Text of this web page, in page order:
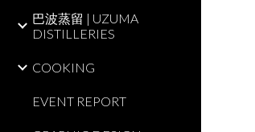
巴波蒸留 | UZUMA
DISTILLERIES
COOKING
EVENT REPORT